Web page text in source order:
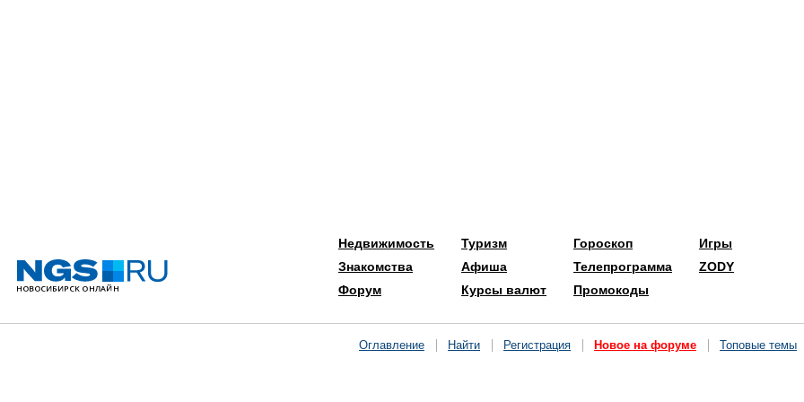
Недвижимость
Знакомства
Форум
Туризм
Афиша
Курсы валют
Гороскоп
Телепрограмма
Промокоды
Игры
ZODY
Оглавление Найти Регистрация Новое на форуме Топовые темы